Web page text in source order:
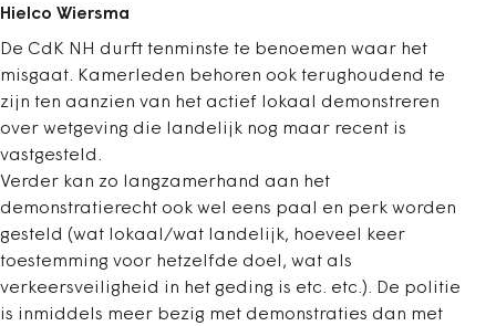
Hielco Wiersma
De CdK NH durft tenminste te benoemen waar het
misgaat. Kamerleden behoren ook terughoudend te
zijn ten aanzien van het actief lokaal demonstreren
over wetgeving die landelijk nog maar recent is
vastgesteld.
Verder kan zo langzamerhand aan het
demonstratierecht ook wel eens paal en perk worden
gesteld (wat lokaal/wat landelijk, hoeveel keer
toestemming voor hetzelfde doel, wat als
verkeersveiligheid in het geding is etc. etc.). De politie
is inmiddels meer bezig met demonstraties dan met